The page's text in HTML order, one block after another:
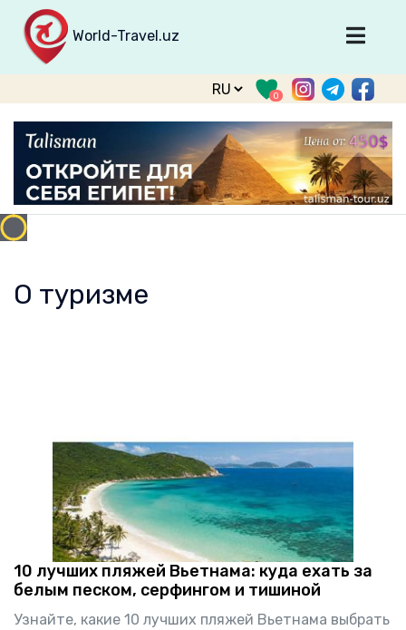
World-Travel.uz
Главная
Направления
Туры
Тур. фирмы
Табло прилета
0
О туризме
10 лучших пляжей Вьетнама: куда ехать за
белым песком, серфингом и тишиной
Узнайте, какие 10 лучших пляжей Вьетнама выбрать